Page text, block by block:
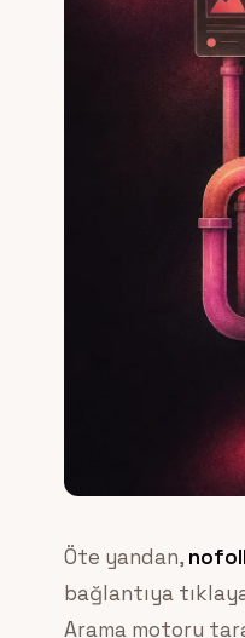
Öte yandan,
bağlantıya
Arama motoru